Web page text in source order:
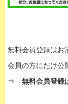
無料会員登録はお
会員の方にだけ公
⇒ 無料会員登録